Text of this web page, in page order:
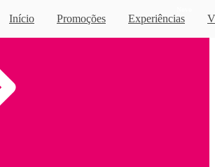
Início Promoções Experiências